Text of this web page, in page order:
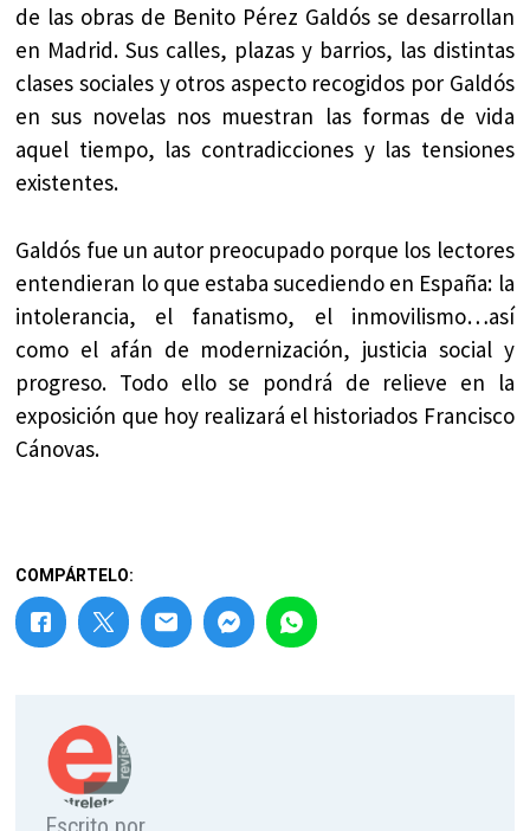
de las obras de Benito Pérez Galdós se desarrollan
en Madrid. Sus calles, plazas y barrios, las distintas
clases sociales y otros aspecto recogidos por Galdós
en sus novelas nos muestran las formas de vida
aquel tiempo, las contradicciones y las tensiones
existentes.
Galdós fue un autor preocupado porque los lectores
entendieran lo que estaba sucediendo en España: la
intolerancia, el fanatismo, el inmovilismo…así
como el afán de modernización, justicia social y
progreso. Todo ello se pondrá de relieve en la
exposición que hoy realizará el historiados Francisco
Cánovas.
COMPÁRTELO: